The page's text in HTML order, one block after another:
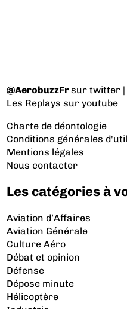
@AerobuzzFrsur twitter
Les Replays sur youtube
Charte de déontologie
Conditions générales
Mentions légales
Nous contacter
Les catégories à
Aviation d’Affaires
Aviation Générale
Culture Aéro
Débat et opinion
Défense
Dépose minute
Hélicoptère